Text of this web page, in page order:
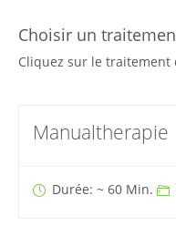
Choisir un
Cliquez sur le traitement
Manualtherapie
Durée: ~ 60 Min.